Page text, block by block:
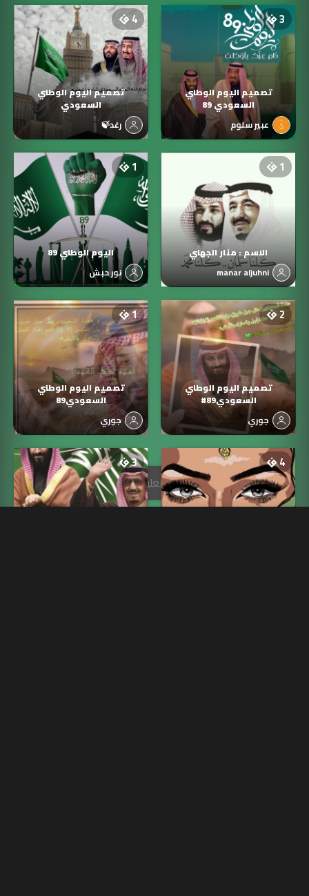
3
تصميم اليوم الوطني
السعودي 89
عبير سلوم
4
تصميم اليوم الوطني
السعودي
رغد🍃
1
الاسم : منار الجهني
manar aljuhni
1
اليوم الوطني 89
نور حبش
2
تصميم اليوم الوطني
السعودي89#
جوري
1
تصميم اليوم الوطني
السعودي89
جوري
4
3